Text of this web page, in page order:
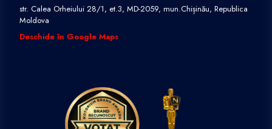
str. Calea Orheiului 28/1, et.3, MD-2059, mun.Chișinău, Republica
Moldova
Deschide în Google Maps